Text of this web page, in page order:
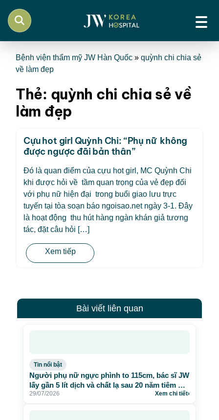
Bệnh viện thẩm mỹ JW Hàn Quốc » quỳnh chi chia sẻ
về làm đẹp
Thẻ: quỳnh chi chia sẻ về
làm đẹp
Cựu hot girl Quỳnh Chi: “Phụ nữ không
được ngược đãi bản thân”
Đó là quan điểm của cựu hot girl, MC Quỳnh Chi
khi được hỏi về tầm quan trọng của vẻ đẹp đối
với phụ nữ hiện đại trong buổi giao lưu trực
tuyến tại tòa soạn báo ngoisao.net ngày 3-1. Đây
là hoạt động thu hút hàng ngàn khán giả tương
tác, đặt câu hỏi […]
Xem tiếp
Bài viết liên quan
Tin nổi bật
Người phụ nữ ngực phình to 115cm, bác sĩ JW
lấy gần 5 lít dịch và chất lạ sau 20 năm tiêm mỡ
nhân tạo
29/07/2026 Xem chi tiết›